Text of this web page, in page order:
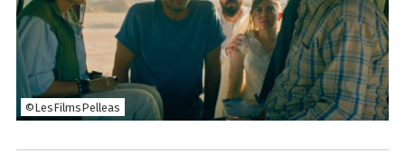
©LesFilmsPelleas